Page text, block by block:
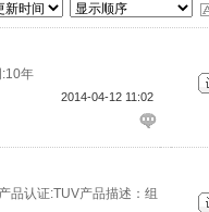
年
2014-04-12 11:02
品认证:TUV产品描述：组